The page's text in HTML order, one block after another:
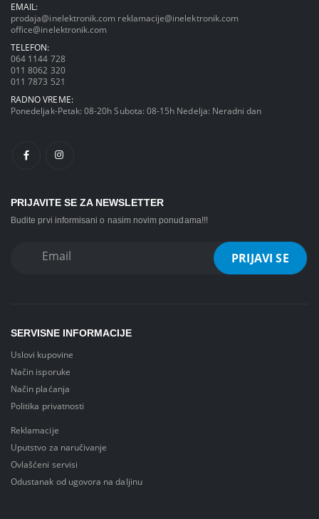
EMAIL:
prodaja@inelektronik.com reklamacije@inelektronik.com
office@inelektronik.com
TELEFON:
064 1144 728
011 8062 320
011 7873 521
RADNO VREME:
Ponedeljak-Petak: 08-20h Subota: 08-15h Nedelja: Neradni dan
PRIJAVITE SE ZA NEWSLETTER
Budite prvi informisani o nasim novim ponudama!!!
SERVISNE INFORMACIJE
Uslovi kupovine
Način isporuke
Način plaćanja
Politika privatnosti
Reklamacije
Uputstvo za naručivanje
Ovlašćeni servisi
Odustanak od ugovora na daljinu